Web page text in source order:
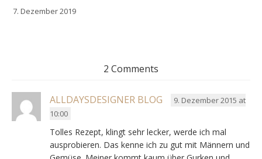
7. Dezember 2019
2 Comments
ALLDAYSDESIGNER BLOG
9. Dezember 2015 at
10:00
Tolles Rezept, klingt sehr lecker, werde ich mal
ausprobieren. Das kenne ich zu gut mit Männern und